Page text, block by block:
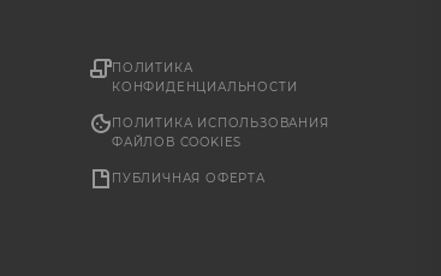
ПОЛИТИКА
КОНФИДЕНЦИАЛЬНОСТИ
ПОЛИТИКА ИСПОЛЬЗОВАНИЯ
ФАЙЛОВ COOKIES
ПУБЛИЧНАЯ ОФЕРТА